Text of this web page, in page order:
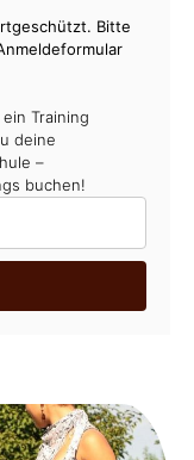
Bitte
Training
deine
–
buchen!